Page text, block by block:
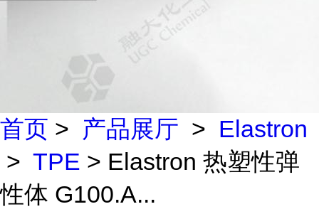
首页 > 产品展厅 > Elastron
> TPE > Elastron 热塑性弹
性体 G100.A...